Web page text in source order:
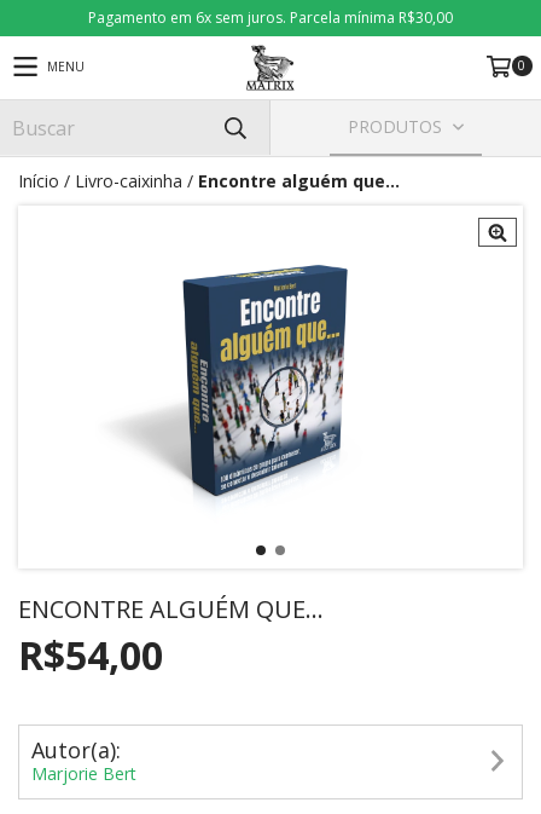
Pagamento em 6x sem juros. Parcela mínima R$30,00
MENU 0
PRODUTOS
Início / Livro-caixinha / Encontre alguém que...
ENCONTRE ALGUÉM QUE...
R$54,00
Autor(a):
Marjorie Bert